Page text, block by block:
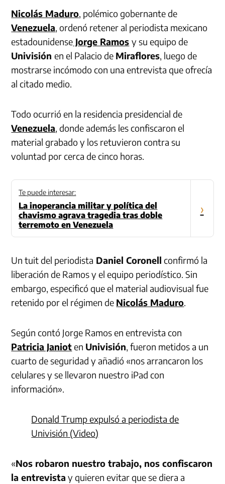
Nicolás Maduro, polémico gobernante de
Venezuela, ordenó retener al periodista mexicano
estadounidense Jorge Ramos y su equipo de
Univisiónen el Palacio de Miraflores, luego de
mostrarse incómodo con una entrevista que ofrecía
al citado medio.
Todo ocurrió en la residencia presidencial de
Venezuela, donde además les confiscaron el
material grabado y los retuvieron contra su
voluntad por cerca de cinco horas.
Te puede interesar:
La inoperancia militar y política del
chavismo agrava tragedia tras doble
terremoto en Venezuela
›
Un tuit del periodista Daniel Coronell confirmó la
liberación de Ramos y el equipo periodístico. Sin
embargo, especificó que el material audiovisual fue
retenido por el régimen de Nicolás Maduro.
Según contó Jorge Ramos en entrevista con
Patricia Janioten Univisión, fueron metidos a un
cuarto de seguridad y añadió «nos arrancaron los
celulares y se llevaron nuestro iPad con
información».
Donald Trump expulsó a periodista de
Univisión (Video)
«Nos robaron nuestro trabajo, nos confiscaron
la entrevista y quieren evitar que se diera a